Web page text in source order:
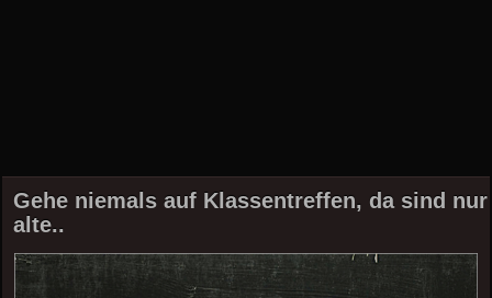
Gehe niemals auf Klassentreffen, da sind nur
alte..